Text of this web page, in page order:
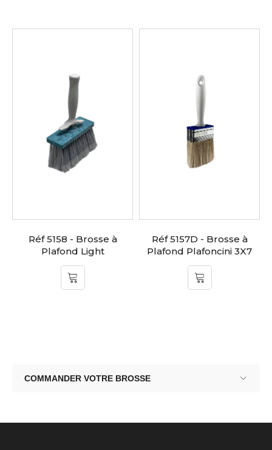
Réf 5158 - Brosse à
Plafond Light
Réf 5157D - Brosse à
Plafond Plafoncini 3X7
COMMANDER VOTRE BROSSE